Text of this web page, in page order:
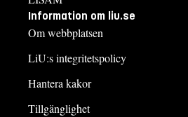
Information om liu.se
Om webbplatsen
LiU:s integritetspolicy
Hantera kakor
Tillgänglighet